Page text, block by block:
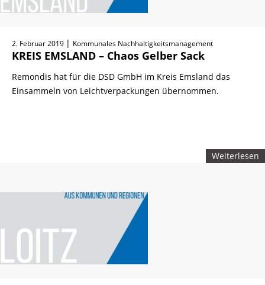
2. Februar 2019 | Kommunales Nachhaltigkeitsmanagement
KREIS EMSLAND – Chaos Gelber Sack
Remondis hat für die DSD GmbH im Kreis Emsland das
Einsammeln von Leichtverpackungen übernommen.
Weiterlesen